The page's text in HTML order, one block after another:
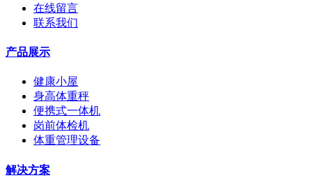
在线留言
联系我们
产品展示
健康小屋
身高体重秤
便携式一体机
岗前体检机
体重管理设备
解决方案